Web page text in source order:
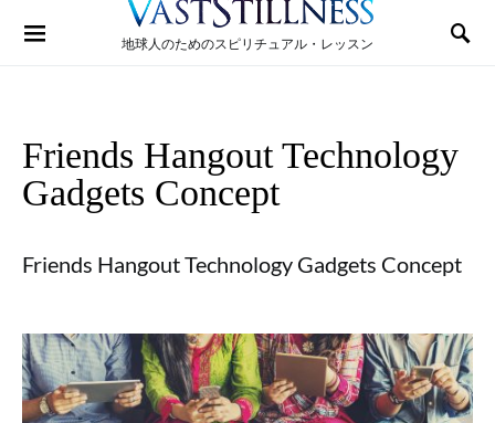
地球人のためのスピリチュアル・レッスン
Search for:
Friends Hangout Technology
Gadgets Concept
Friends Hangout Technology Gadgets Concept